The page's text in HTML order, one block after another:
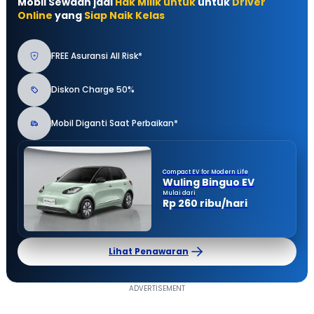
Online yang Siap Naik Kelas
FREE Asuransi All Risk*
Diskon Charge 50%
Mobil Diganti Saat Perbaikan*
Compact EV for Modern Life
Wuling Binguo EV
Mulai dari
Rp 260 ribu/hari
Lihat Penawaran